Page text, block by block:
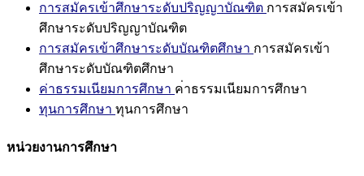
การสมัครเข้าศึกษาระดับปริญญาบัณฑิต การสมัครเข้า
ศึกษาระดับปริญญาบัณฑิต
การสมัครเข้าศึกษาระดับบัณฑิตศึกษา การสมัครเข้า
ศึกษาระดับบัณฑิตศึกษา
ค่าธรรมเนียมการศึกษา ค่าธรรมเนียมการศึกษา
ทุนการศึกษา ทุนการศึกษา
หน่วยงานการศึกษา